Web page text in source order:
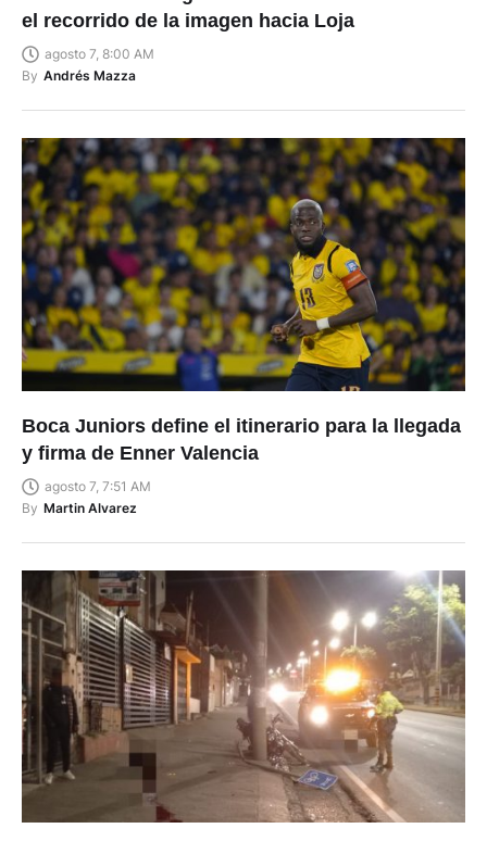
el recorrido de la imagen hacia Loja
agosto 7, 8:00 AM
By Andrés Mazza
Boca Juniors define el itinerario para la llegada
y firma de Enner Valencia
agosto 7, 7:51 AM
By Martin Alvarez